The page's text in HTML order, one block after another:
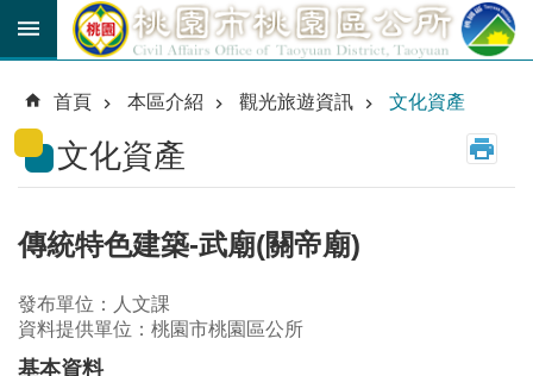
跳到主要內容區塊
育
貼
公
路
線
市
民
卡
首頁 本區介紹 觀光旅遊資訊 文化資產
文化資產
傳統特色建築-武廟(關帝廟)
發布單位：人文課
資料提供單位：桃園市桃園區公所
基本資料